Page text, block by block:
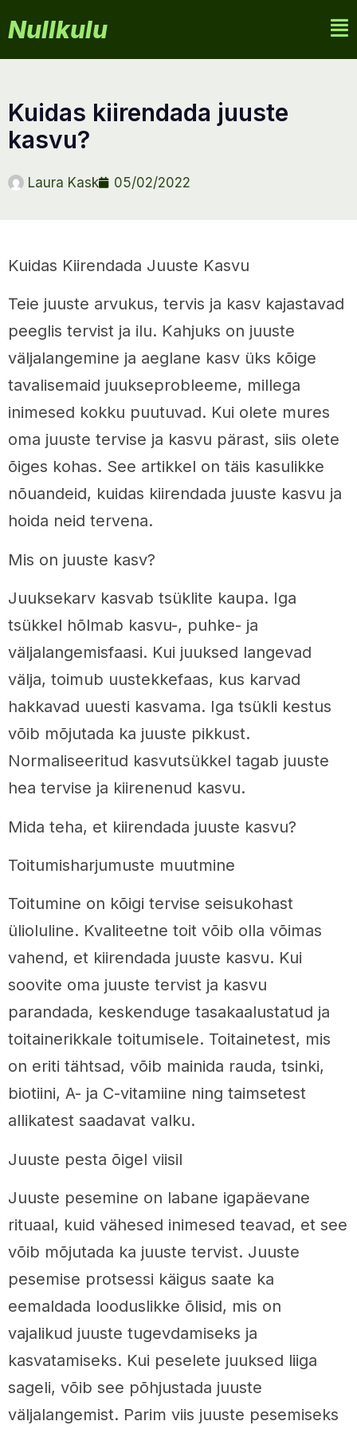
Nullkulu
kuidas kiirendada juuste
kasvu?
Laura Kask 05/02/2022
Kuidas Kiirendada Juuste Kasvu
Teie juuste arvukus, tervis ja kasv kajastavad
peeglis tervist ja ilu. Kahjuks on juuste
väljalangemine ja aeglane kasv üks kõige
tavalisemaid juukseprobleeme, millega
inimesed kokku puutuvad. Kui olete mures
oma juuste tervise ja kasvu pärast, siis olete
õiges kohas. See artikkel on täis kasulikke
nõuandeid, kuidas kiirendada juuste kasvu ja
hoida neid tervena.
Mis on juuste kasv?
Juuksekarv kasvab tsüklite kaupa. Iga
tsükkel hõlmab kasvu-, puhke- ja
väljalangemisfaasi. Kui juuksed langevad
välja, toimub uustekkefaas, kus karvad
hakkavad uuesti kasvama. Iga tsükli kestus
võib mõjutada ka juuste pikkust.
Normaliseeritud kasvutsükkel tagab juuste
hea tervise ja kiirenenud kasvu.
Mida teha, et kiirendada juuste kasvu?
Toitumisharjumuste muutmine
Toitumine on kõigi tervise seisukohast
ülioluline. Kvaliteetne toit võib olla võimas
vahend, et kiirendada juuste kasvu. Kui
soovite oma juuste tervist ja kasvu
parandada, keskenduge tasakaalustatud ja
toitainerikkale toitumisele. Toitainetest, mis
on eriti tähtsad, võib mainida rauda, tsinki,
biotiini, A- ja C-vitamiine ning taimsetest
allikatest saadavat valku.
Juuste pesta õigel viisil
Juuste pesemine on labane igapäevane
rituaal, kuid vähesed inimesed teavad, et see
võib mõjutada ka juuste tervist. Juuste
pesemise protsessi käigus saate ka
eemaldada looduslikke õlisid, mis on
vajalikud juuste tugevdamiseks ja
kasvatamiseks. Kui peselete juuksed liiga
sageli, võib see põhjustada juuste
väljalangemist. Parim viis juuste pesemiseks